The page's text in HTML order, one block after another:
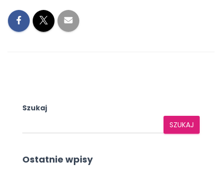
Szukaj
SZUKAJ
Ostatnie wpisy